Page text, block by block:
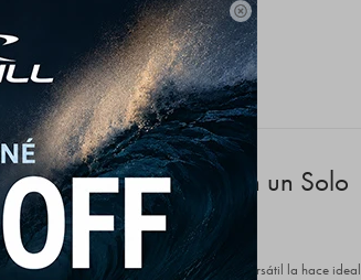

y Funcionalidad en un Solo
y practicidad en su día a día. Su diseño versátil la hace ideal